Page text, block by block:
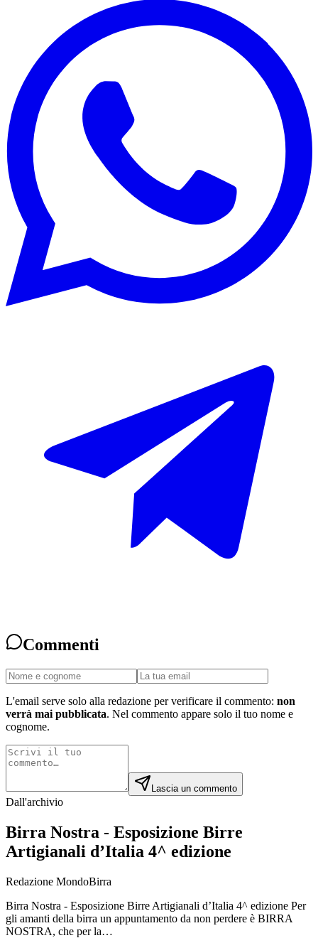
Commenti
L'email serve solo alla redazione per verificare il commento: non
verrà mai pubblicata. Nel commento appare solo il tuo nome e
cognome.
Lascia un commento
Dall'archivio
Birra Nostra - Esposizione Birre
Artigianali d’Italia 4^ edizione
Redazione MondoBirra
Birra Nostra - Esposizione Birre Artigianali d’Italia 4^ edizione Per
gli amanti della birra un appuntamento da non perdere è BIRRA
NOSTRA, che per la…